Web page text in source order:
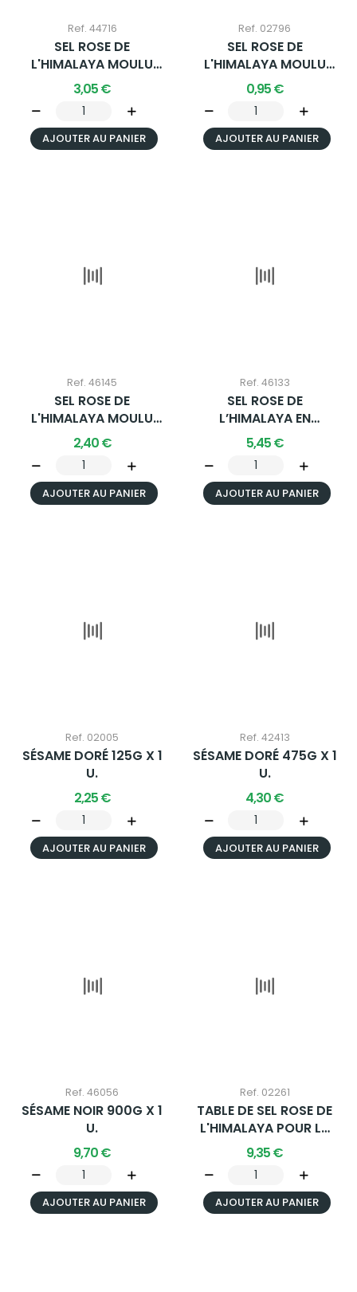
Ref. 44716
SEL ROSE DE
L'HIMALAYA MOULU
1000G X 1 U.
3,05 €
AJOUTER AU PANIER
Ref. 02796
SEL ROSE DE
L'HIMALAYA MOULU
100G X 1 U.
0,95 €
AJOUTER AU PANIER
Ref. 46145
SEL ROSE DE
L'HIMALAYA MOULU
450G X 1 U.
2,40 €
AJOUTER AU PANIER
Ref. 46133
SEL ROSE DE
L’HIMALAYA EN
ROCHES AVEC RÂPE
600G...
5,45 €
AJOUTER AU PANIER
Ref. 02005
SÉSAME DORÉ 125G X 1
U.
2,25 €
AJOUTER AU PANIER
Ref. 42413
SÉSAME DORÉ 475G X 1
U.
4,30 €
AJOUTER AU PANIER
Ref. 46056
SÉSAME NOIR 900G X 1
U.
9,70 €
AJOUTER AU PANIER
Ref. 02261
TABLE DE SEL ROSE DE
L'HIMALAYA POUR LA
CUISINE...
9,35 €
AJOUTER AU PANIER